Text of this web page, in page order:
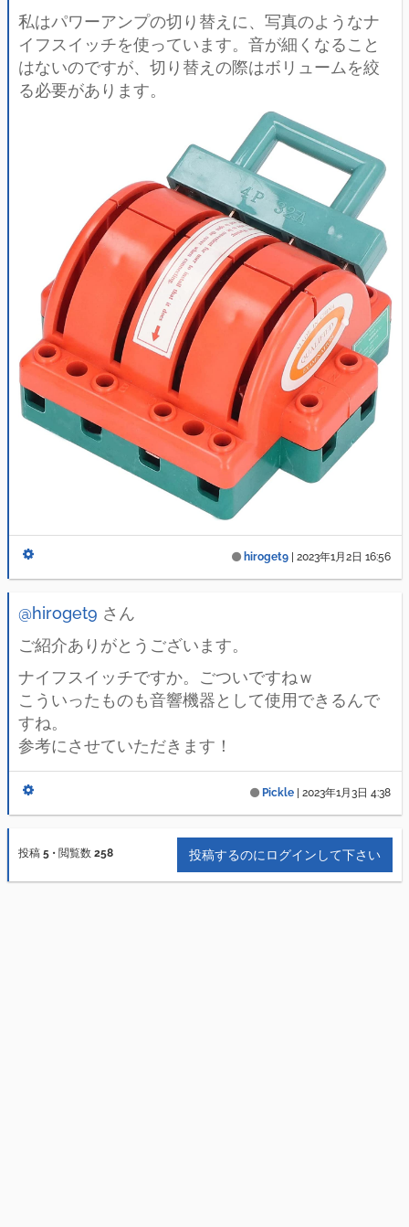
私はパワーアンプの切り替えに、写真のようなナ
イフスイッチを使っています。音が細くなること
はないのですが、切り替えの際はボリュームを絞
る必要があります。
hiroget9 | 2023年1月2日 16:56
@hiroget9 さん
ご紹介ありがとうございます。
ナイフスイッチですか。ごついですねｗ
こういったものも音響機器として使用できるんで
すね。
参考にさせていただきます！
Pickle | 2023年1月3日 4:38
投稿 5 • 閲覧数 258 投稿するのにログインして下さい